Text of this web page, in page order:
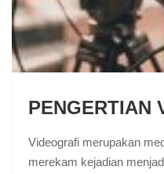
PENGERTIAN
Videografi merupakan
merekam kejadian